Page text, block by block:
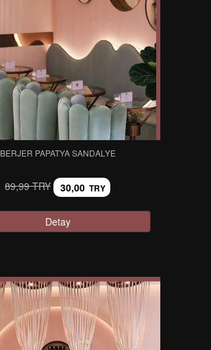
BERJER PAPATYA SANDALYE
89,99 TRY 30,00 TRY
Detay